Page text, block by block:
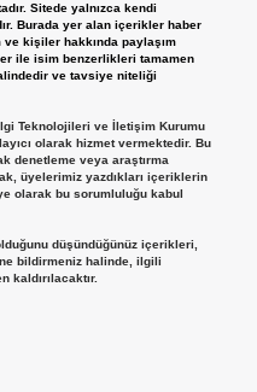
Sitede yalnızca kendi
Burada yer alan içerikler haber
kişiler hakkında paylaşım
ile isim benzerlikleri tamamen
ve tavsiye niteliği
Teknolojileri ve İletişim Kurumu
olarak hizmet vermektedir. Bu
denetleme veya araştırma
üyelerimiz yazdıkları içeriklerin
olarak bu sorumluluğu kabul
düşündüğünüz içerikleri,
bildirmeniz halinde, ilgili